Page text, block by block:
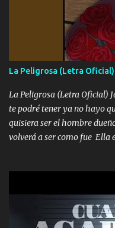
Un gallardo me prendo
tranquilizando Tomense un
los versos que voy
se atora Pero nunca le
aunque ustedes no sepan
echarle chingazos Y seguir
La Peligrosa (Letra Oficial)
La Peligrosa (Letra Oficial)
te podré tener ya no hayo
quisiera ser el hombre
volverá a ser como fue Ella
Música Amar me duele
quieren billetes y yo que
pasión en la troca tus